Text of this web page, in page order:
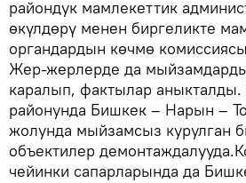
райондук мамлекеттик
өкүлдөрү менен биргеликте
органдардын көчмө
Жер-жерлерде да
каралып, фактылар
районунда Бишкек – Нарын –
жолунда мыйзамсыз курулган
объектилер
чейинки сапарларында да